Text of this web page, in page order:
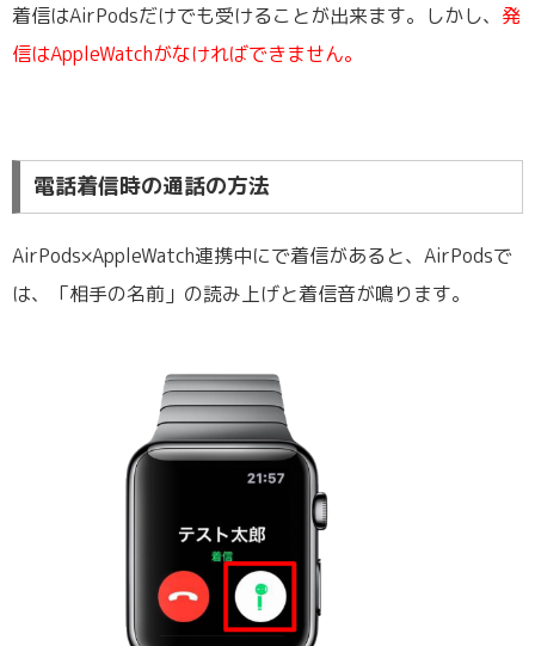
着信はAirPodsだけでも受けることが出来ます。しかし、 発
信はAppleWatchがなければできません。
電話着信時の通話の方法
AirPods×AppleWatch連携中にで着信があると、AirPodsで
は、「相手の名前」の読み上げと着信音が鳴ります。